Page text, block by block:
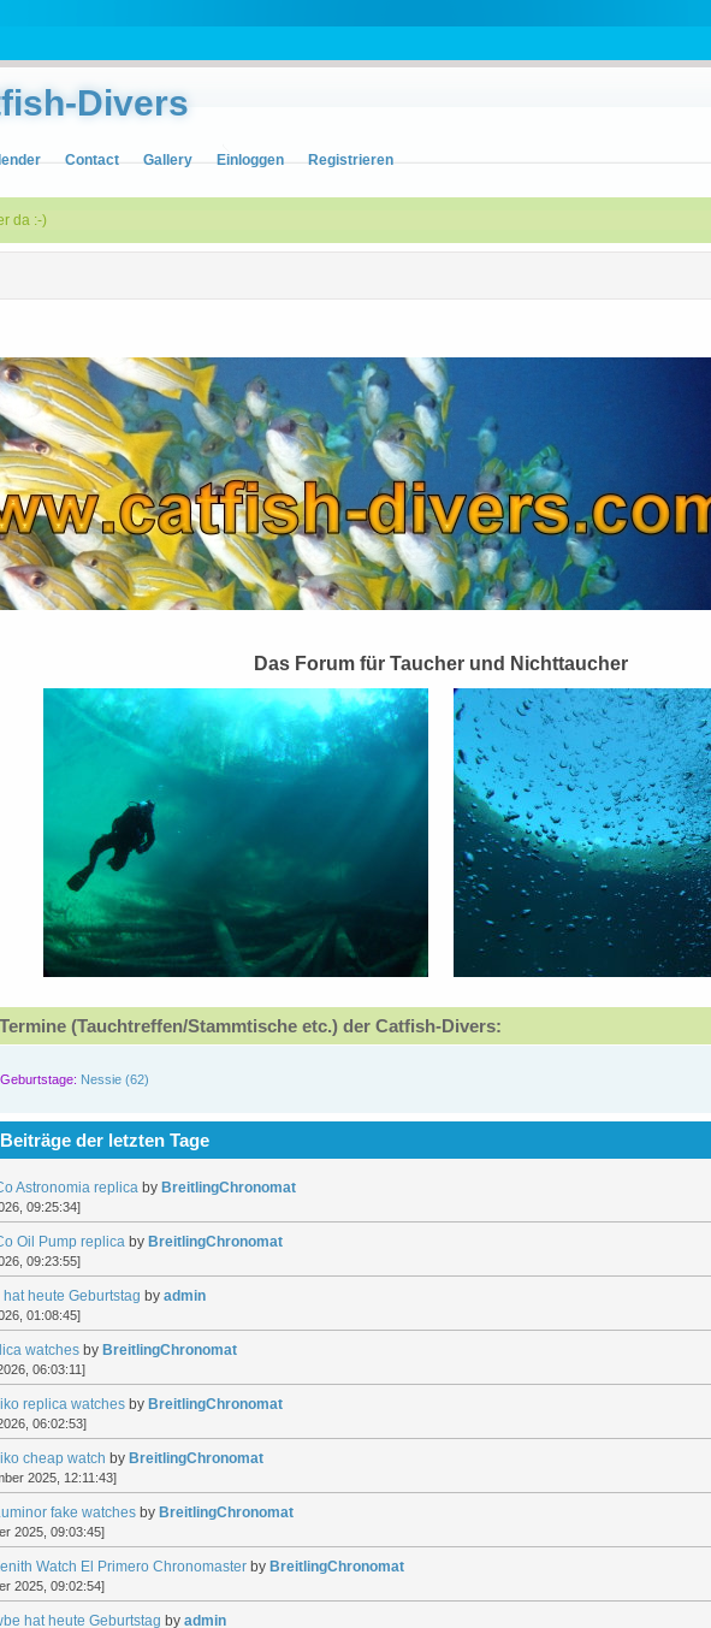
Divers
Contact Gallery Einloggen Registrieren
da :-)
Das Forum für Taucher und Nichttaucher
(Tauchtreffen/Stammtische etc.) der Catfish-Divers:
Nessie (62)
der letzten Tage
Astronomia replicaby BreitlingChronomat
09:25:34]
Oil Pump replicaby BreitlingChronomat
09:23:55]
heute Geburtstag by admin
01:08:45]
watchesby BreitlingChronomat
06:03:11]
replica watchesby BreitlingChronomat
06:02:53]
cheap watch by BreitlingChronomat
2025, 12:11:43]
fake watchesby BreitlingChronomat
2025, 09:03:45]
Watch El Primero Chronomasterby BreitlingChronomat
2025, 09:02:54]
hat heute Geburtstag by admin